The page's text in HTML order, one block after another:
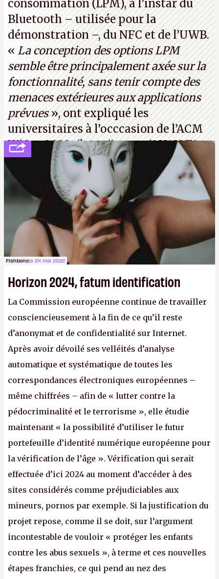
consommation (LPM), à l’instar du
Bluetooth – utilisée pour la
démonstration –, du NFC et de l’UWB.
« La conception des options LPM
semble être principalement axée sur la
fonctionnalité, sans tenir compte des
menaces extérieures aux applications
prévues», ont expliqué les
universitaires à l’occcasion de l’ACM
WiSec 2022. (http://cpc.cx/AH432T1
(PDF) - Crédit photo : Pexels - Tyler
Lastovich)
Fishbonele 24 mai 2022
Horizon 2024, fatum identification
La Commission européenne continue de travailler
consciencieusement à la fin de ce qu’il reste
d’anonymat et de confidentialité sur Internet.
Après avoir dévoilé ses velléités d’analyse
automatique et systématique de toutes les
correspondances électroniques européennes –
même chiffrées – afin de « lutter contre la
pédocriminalité et le terrorisme », elle étudie
maintenant « la possibilité d’utiliser le futur
portefeuille d’identité numérique européenne pour
la vérification de l’âge ». Vérification qui serait
effectuée d’ici 2024 au moment d’accéder à des
sites considérés comme préjudiciables aux
mineurs, pornos par exemple. Si la justification du
projet repose, comme il se doit, sur l’argument
incontestable de vouloir « protéger les enfants
contre les abus sexuels », à terme et ces nouvelles
étapes franchies, ce qui pend au nez des